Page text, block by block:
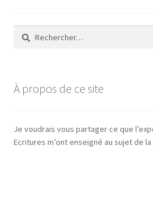
Rechercher :
À propos de ce site
Je voudrais vous partager ce que
Ecritures m’ont enseigné au sujet de la